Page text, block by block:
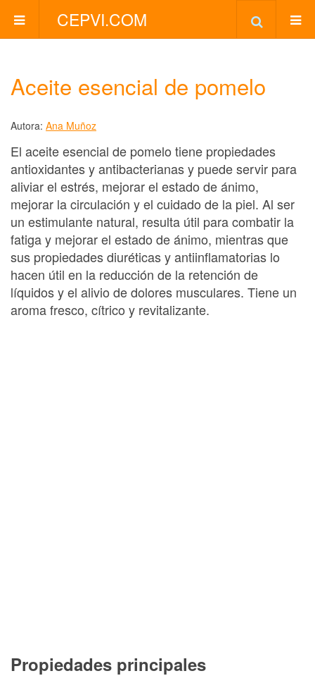
CEPVI.COM
Aceite esencial de pomelo
Autora: Ana Muñoz
El aceite esencial de pomelo tiene propiedades
antioxidantes y antibacterianas y puede servir para
aliviar el estrés, mejorar el estado de ánimo,
mejorar la circulación y el cuidado de la piel. Al ser
un estimulante natural, resulta útil para combatir la
fatiga y mejorar el estado de ánimo, mientras que
sus propiedades diuréticas y antiinflamatorias lo
hacen útil en la reducción de la retención de
líquidos y el alivio de dolores musculares. Tiene un
aroma fresco, cítrico y revitalizante.
Propiedades principales